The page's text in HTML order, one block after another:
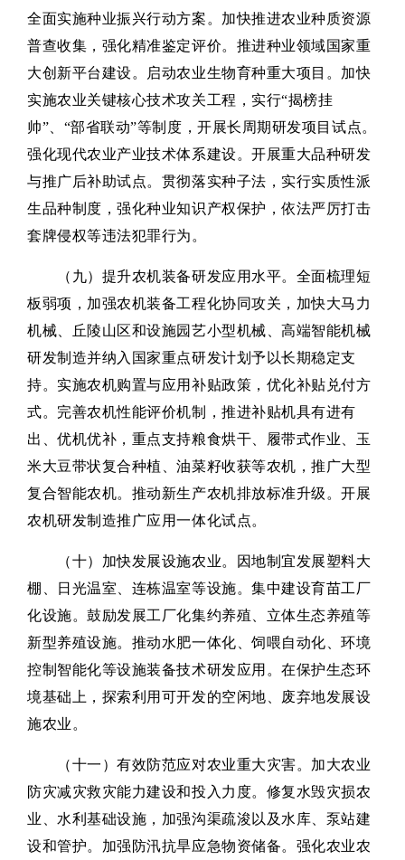
全面实施种业振兴行动方案。加快推进农业种质资源
普查收集，强化精准鉴定评价。推进种业领域国家重
大创新平台建设。启动农业生物育种重大项目。加快
实施农业关键核心技术攻关工程，实行“揭榜挂
帅”、“部省联动”等制度，开展长周期研发项目试点。
强化现代农业产业技术体系建设。开展重大品种研发
与推广后补助试点。贯彻落实种子法，实行实质性派
生品种制度，强化种业知识产权保护，依法严厉打击
套牌侵权等违法犯罪行为。
（九）提升农机装备研发应用水平。全面梳理短
板弱项，加强农机装备工程化协同攻关，加快大马力
机械、丘陵山区和设施园艺小型机械、高端智能机械
研发制造并纳入国家重点研发计划予以长期稳定支
持。实施农机购置与应用补贴政策，优化补贴兑付方
式。完善农机性能评价机制，推进补贴机具有进有
出、优机优补，重点支持粮食烘干、履带式作业、玉
米大豆带状复合种植、油菜籽收获等农机，推广大型
复合智能农机。推动新生产农机排放标准升级。开展
农机研发制造推广应用一体化试点。
（十）加快发展设施农业。因地制宜发展塑料大
棚、日光温室、连栋温室等设施。集中建设育苗工厂
化设施。鼓励发展工厂化集约养殖、立体生态养殖等
新型养殖设施。推动水肥一体化、饲喂自动化、环境
控制智能化等设施装备技术研发应用。在保护生态环
境基础上，探索利用可开发的空闲地、废弃地发展设
施农业。
（十一）有效防范应对农业重大灾害。加大农业
防灾减灾救灾能力建设和投入力度。修复水毁灾损农
业、水利基础设施，加强沟渠疏浚以及水库、泵站建
设和管护。加强防汛抗旱应急物资储备。强化农业农